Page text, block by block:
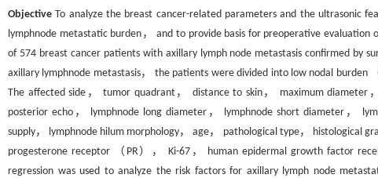
Objective To analyze the breast cancer-related parameters and the ultrasonic
lymphnode metastatic burden， and to provide basis for preoperative evaluation
of 574 breast cancer patients with axillary lymph node metastasis confirmed by
axillary lymphnode metastasis， the patients were divided into low nodal burden
The affected side， tumor quadrant， distance to skin， maximum diameter
posterior echo， lymphnode long diameter， lymphnode short diameter，
supply， lymphnode hilum morphology， age， pathological type， histological
progesterone receptor （PR）， Ki-67， human epidermal growth factor
regression was used to analyze the risk factors for axillary lymph node